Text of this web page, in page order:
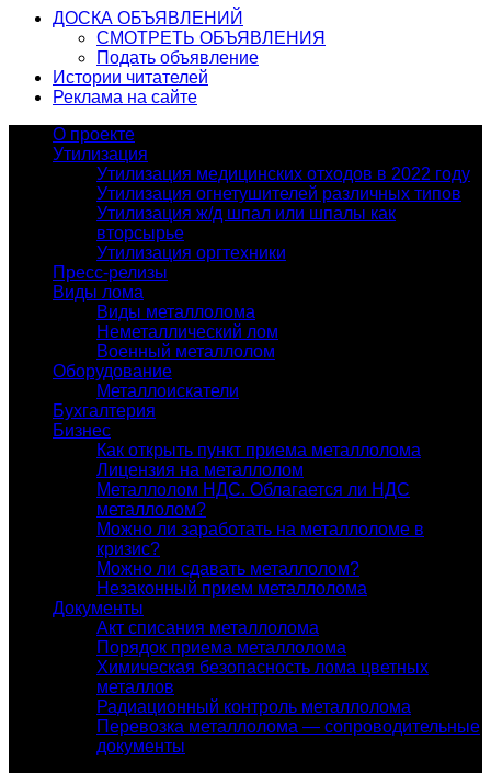
ДОСКА ОБЪЯВЛЕНИЙ
СМОТРЕТЬ ОБЪЯВЛЕНИЯ
Подать объявление
Истории читателей
Реклама на сайте
О проекте
Утилизация
Утилизация медицинских отходов в 2022 году
Утилизация огнетушителей различных типов
Утилизация ж/д шпал или шпалы как
вторсырье
Утилизация оргтехники
Пресс-релизы
Виды лома
Виды металлолома
Неметаллический лом
Военный металлолом
Оборудование
Металлоискатели
Бухгалтерия
Бизнес
Как открыть пункт приема металлолома
Лицензия на металлолом
Металлолом НДС. Облагается ли НДС
металлолом?
Можно ли заработать на металлоломе в
кризис?
Можно ли сдавать металлолом?
Незаконный прием металлолома
Документы
Акт списания металлолома
Порядок приема металлолома
Химическая безопасность лома цветных
металлов
Радиационный контроль металлолома
Перевозка металлолома — сопроводительные
документы